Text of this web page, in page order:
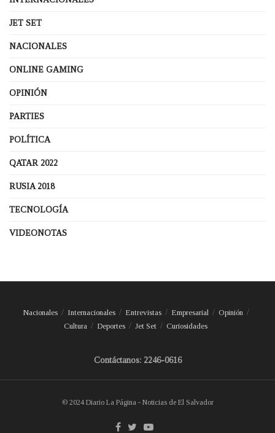
JET SET
NACIONALES
ONLINE GAMING
OPINIÓN
PARTIES
POLÍTICA
QATAR 2022
RUSIA 2018
TECNOLOGÍA
VIDEONOTAS
Nacionales Internacionales Entrevistas Empresarial
Opinión
Cultura
Deportes Jet Set Curiosidades
Contáctanos: 2246-0616
© 2024 Diario La Página - Noticias de El Salvador